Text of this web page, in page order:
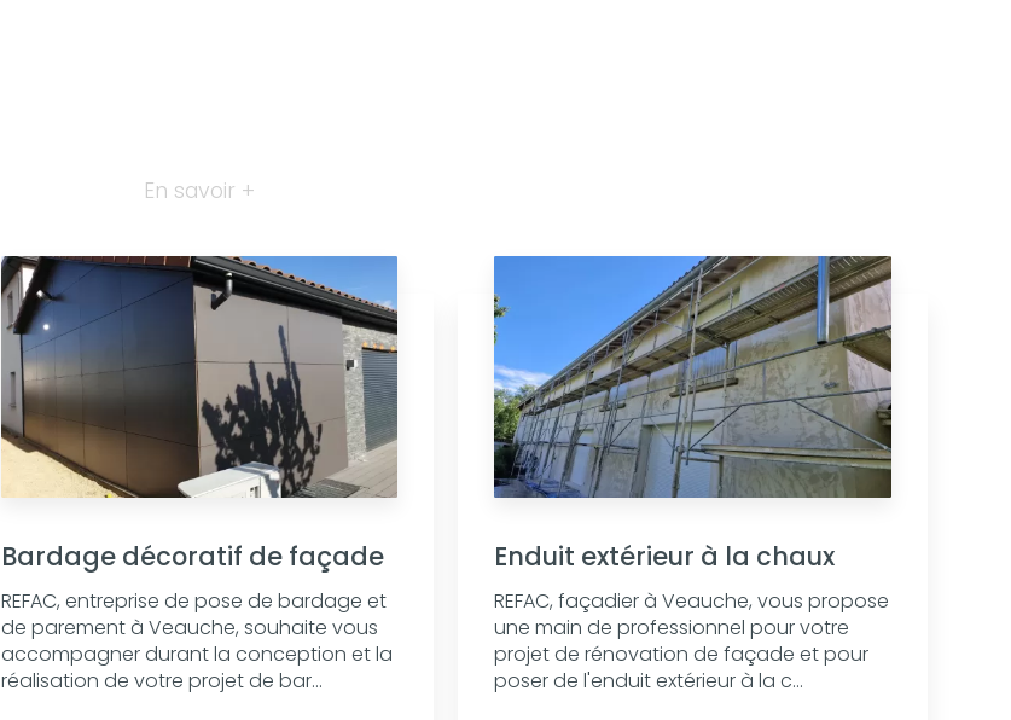
En savoir +
Bardage décoratif de façade
REFAC, entreprise de pose de bardage et
de parement à Veauche, souhaite vous
accompagner durant la conception et la
réalisation de votre projet de bar...
Enduit extérieur à la chaux
REFAC, façadier à Veauche, vous propose
une main de professionnel pour votre
projet de rénovation de façade et pour
poser de l'enduit extérieur à la c...